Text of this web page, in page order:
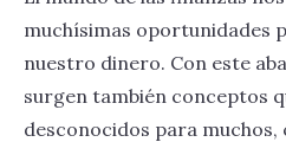
muchísimas oportunidades
nuestro dinero. Con este
surgen también conceptos
desconocidos para muchos,